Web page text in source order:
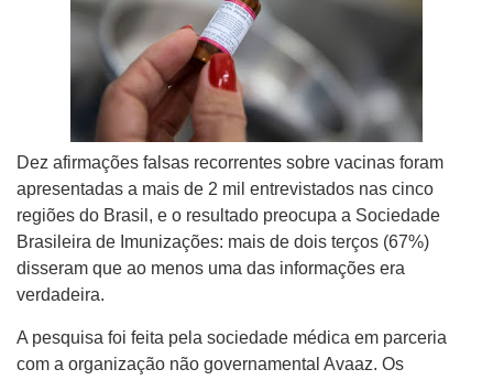
Dez afirmações falsas recorrentes sobre vacinas foram
apresentadas a mais de 2 mil entrevistados nas cinco
regiões do Brasil, e o resultado preocupa a Sociedade
Brasileira de Imunizações: mais de dois terços (67%)
disseram que ao menos uma das informações era
verdadeira.
A pesquisa foi feita pela sociedade médica em parceria
com a organização não governamental Avaaz. Os